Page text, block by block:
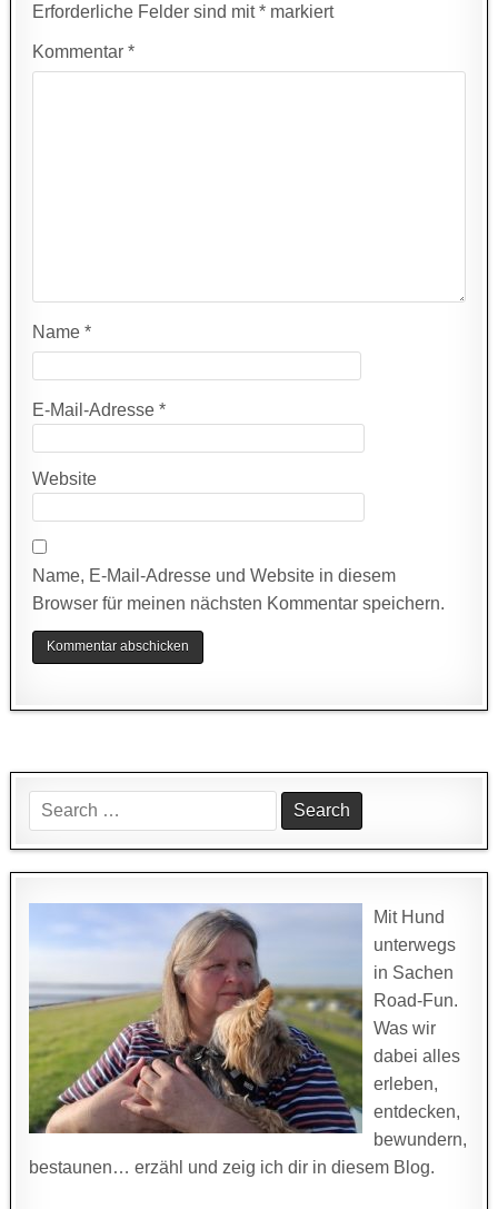
Erforderliche Felder sind mit* markiert
Kommentar*
Name*
E-Mail-Adresse*
Website
Name, E-Mail-Adresse und Website in diesem
Browser für meinen nächsten Kommentar speichern.
Search
for:
Mit Hund
unterwegs
in Sachen
Road-Fun.
Was wir
dabei alles
erleben,
entdecken,
bewundern,
bestaunen… erzähl und zeig ich dir in diesem Blog.